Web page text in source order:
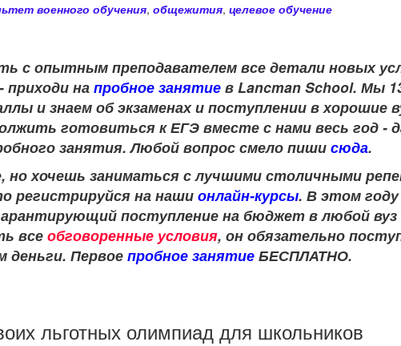
военного обучения, общежития, целевое обучение
с опытным преподавателем все детали новых
приходи на пробное занятие в Lancman School. Мы
и знаем об экзаменах и поступлении в хорошие
готовиться к ЕГЭ вместе с нами весь год -
занятия. Любой вопрос смело пиши сюда.
но хочешь заниматься с лучшими столичными
регистрируйся на наши онлайн-курсы. В этом
поступление на бюджет в любой
все обговоренные условия, он обязательно
деньги. Первое пробное занятие БЕСПЛАТНО.
льготных олимпиад для школьников